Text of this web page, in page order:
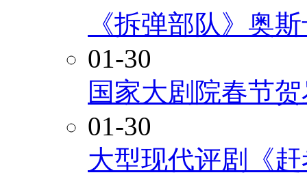
《拆弹部队》奥
01-30
国家大剧院春节
01-30
大型现代评剧《